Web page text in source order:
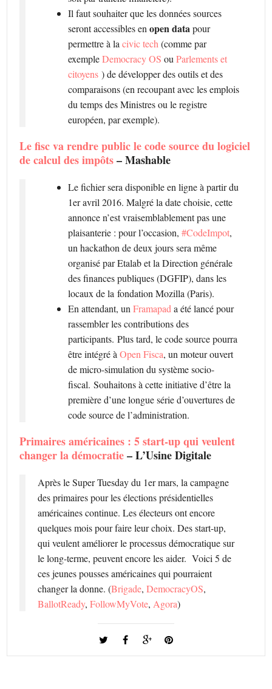
Il faut souhaiter que les données sources
seront accessibles enopen datapour
permettre à lacivic tech (comme par
exempleDemocracy OS ouParlements et
citoyens ) de développer des outils et des
comparaisons (en recoupant avec les emplois
du temps des Ministres ou le registre
européen, par exemple).
Le fisc va rendre public le code source du logiciel
de calcul des impôts– Mashable
Le fichier sera disponible en ligne à partir du
1er avril 2016. Malgré la date choisie, cette
annonce n’est vraisemblablement pas une
plaisanterie : pour l’occasion,#CodeImpot,
un hackathon de deux jours sera même
organisé par Etalab et la Direction générale
des finances publiques (DGFIP), dans les
locaux de la fondation Mozilla (Paris).
En attendant, unFramapad a été lancé pour
rassembler les contributions des
participants. Plus tard, le code source pourra
être intégré àOpen Fisca, un moteur ouvert
de micro-simulation du système socio-
fiscal. Souhaitons à cette initiative d’être la
première d’une longue série d’ouvertures de
code source de l’administration.
Primaires américaines : 5 start-up qui veulent
changer la démocratie– L’Usine Digitale
Après le Super Tuesday du 1er mars, la campagne
des primaires pour les élections présidentielles
américaines continue. Les électeurs ont encore
quelques mois pour faire leur choix. Des start-up,
qui veulent améliorer le processus démocratique sur
le long-terme, peuvent encore les aider. Voici 5 de
ces jeunes pousses américaines qui pourraient
changer la donne. (Brigade,DemocracyOS,
BallotReady,FollowMyVote, Agora)